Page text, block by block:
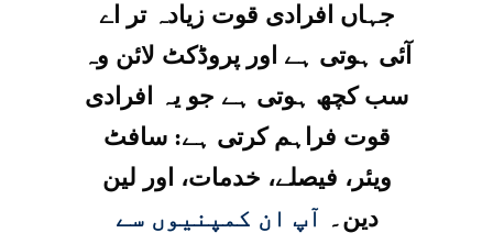
جہاں افرادی قوت زیادہ تر اے
آئی ہوتی ہے اور پروڈکٹ لائن وہ
سب کچھ ہوتی ہے جو یہ افرادی
قوت فراہم کرتی ہے: سافٹ
ویئر، فیصلے، خدمات، اور لین
دین۔ آپ ان کمپنیوں سے